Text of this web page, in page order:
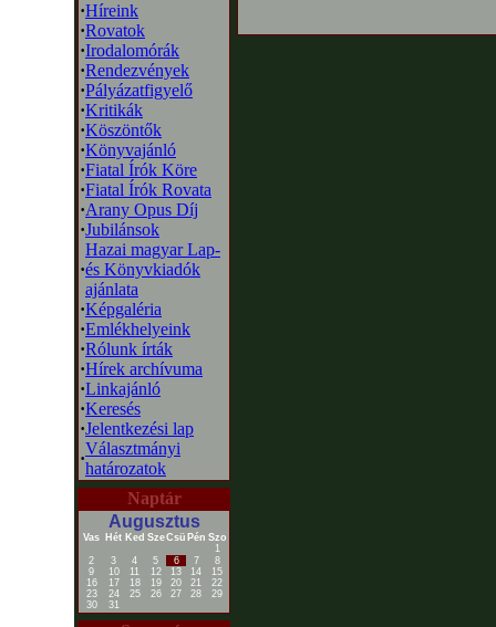
·Híreink
·Rovatok
·Irodalomórák
·Rendezvények
·Pályázatfigyelő
·Kritikák
·Köszöntők
·Könyvajánló
·Fiatal Írók Köre
·Fiatal Írók Rovata
·Arany Opus Díj
·Jubilánsok
·
Hazai magyar Lap-
és Könyvkiadók
ajánlata
·Képgaléria
·Emlékhelyeink
·Rólunk írták
·Hírek archívuma
·Linkajánló
·Keresés
·Jelentkezési lap
·
Választmányi
határozatok
Naptár
Augusztus
Vas Hét Ked SzeCsü Pén Szo
1
2
3 4 5 6 7
8
9
10 11 12 13 14
15
16
17 18 19 20 21
22
23
24 25 26 27 28
29
30
31